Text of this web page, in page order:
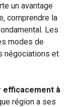
un avantage
comprendre la
Les
modes de
négociations et
efficacement à
région a ses